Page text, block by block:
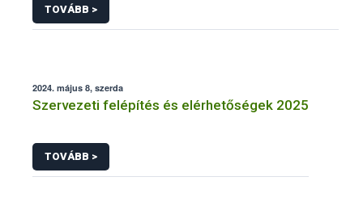
TOVÁBB >
2024. május 8, szerda
Szervezeti felépítés és elérhetőségek 2025
TOVÁBB >